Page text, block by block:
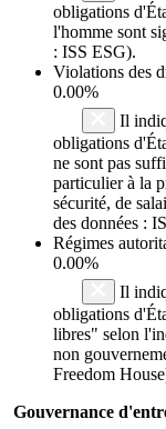
obligations
l'homme sont
: ISS ESG).
Violations des
0.00%
Il
obligations
ne sont pas
particulier à la
sécurité, de
des données :
Régimes
0.00%
Il
obligations
libres" selon
non
Freedom
Gouvernance